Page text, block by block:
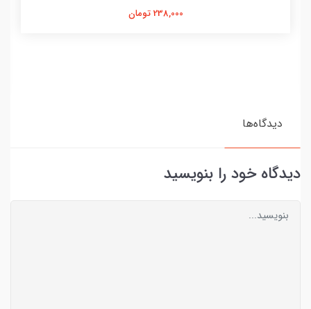
238,000 تومان
دیدگاه‌ها
دیدگاه خود را بنویسید